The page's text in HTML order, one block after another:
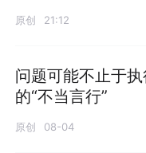
原创 21:12
问题可能不止于
的“不当言行”
原创 08-04